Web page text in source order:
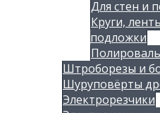
Для стен и
Круги,
подложки
Штроборезы и
Шуруповёрты
Электрорезчики